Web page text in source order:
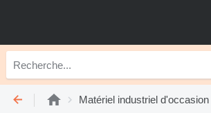
Matériel industriel d'occasion